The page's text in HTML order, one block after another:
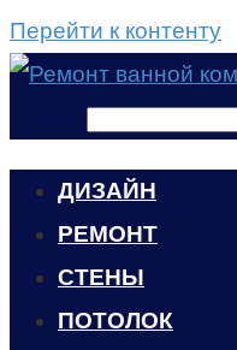
Перейти к контенту
ДИЗАЙН
РЕМОНТ
СТЕНЫ
ПОТОЛОК